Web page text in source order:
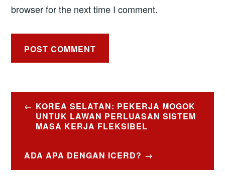
browser for the next time I comment.
Post
navigation
KOREA SELATAN: PEKERJA MOGOK
UNTUK LAWAN PERLUASAN SISTEM
MASA KERJA FLEKSIBEL
ADA APA DENGAN ICERD?